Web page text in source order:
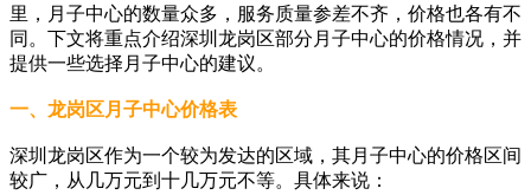
里，月子中心的数量众多，服务质量参差不齐，价格也各有不
同。下文将重点介绍深圳龙岗区部分月子中心的价格情况，并
提供一些选择月子中心的建议。
一、龙岗区月子中心价格表
深圳龙岗区作为一个较为发达的区域，其月子中心的价格区间
较广，从几万元到十几万元不等。具体来说：